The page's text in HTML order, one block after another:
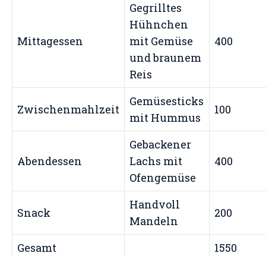
Mittagessen
Gegrilltes
Hühnchen
mit Gemüse
und braunem
Reis
400
Zwischenmahlzeit
Gemüsesticks
mit Hummus
100
Abendessen
Gebackener
Lachs mit
Ofengemüse
400
Snack
Handvoll
Mandeln
200
Gesamt 1550